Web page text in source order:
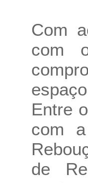
Com
com
Entre
com
de